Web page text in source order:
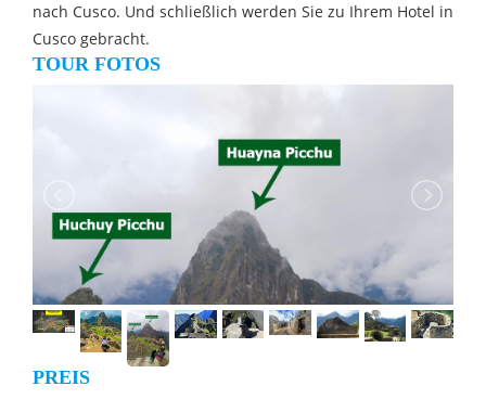
nach Cusco. Und schließlich werden Sie zu Ihrem Hotel in
Cusco gebracht.
TOUR FOTOS
PREIS